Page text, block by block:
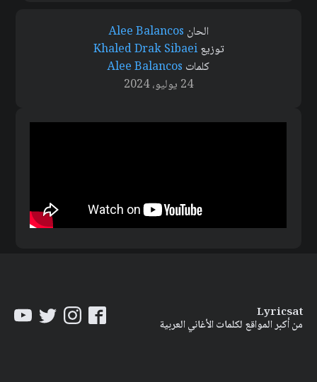
الحان Alee Balancos
توزيعKhaled Drak Sibaei
كلمات Alee Balancos
24 يوليو، 2024
Lyricsat
من أكبر المواقع لكلمات الأغاني العربية